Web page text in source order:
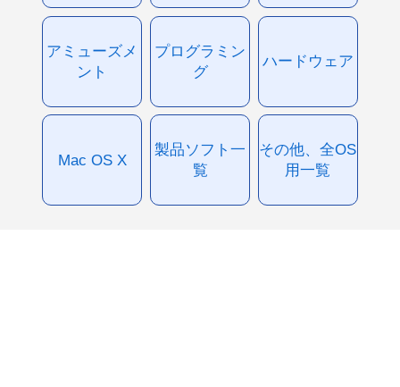
アミューズメ
ント
プログラミン
グ
ハードウェア
Mac OS X
製品ソフト一
覧
その他、全OS
用一覧